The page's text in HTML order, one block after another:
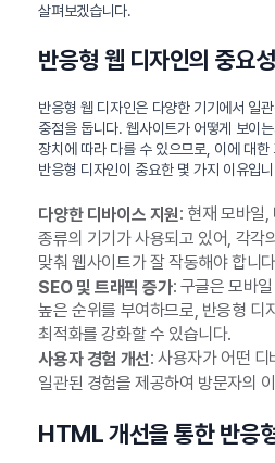
살펴보겠습니다.
반응형 웹 디자인의 중요성
반응형 웹 디자인은 다양한 기기에서 일
중점을 둡니다. 웹사이트가 어떻게 보이
장치에 따라 다를 수 있으므로, 이에 대한
반응형 디자인이 중요한 몇 가지 이유입
다양한 디바이스 지원: 현재 모바일,
종류의 기기가 사용되고 있어, 각각
맞춰 웹사이트가 잘 작동해야 합니
SEO 및 트래픽 증가: 구글은 모바
높은 순위를 부여하므로, 반응형 디
최적화를 강화할 수 있습니다.
사용자 경험 개선: 사용자가 어떤
일관된 경험을 제공하여 방문자의
HTML 개선을 통한 반응